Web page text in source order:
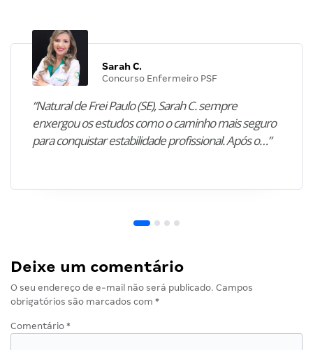
Sarah C.
Concurso Enfermeiro PSF
“Natural de Frei Paulo (SE), Sarah C. sempre
enxergou os estudos como o caminho mais seguro
para conquistar estabilidade profissional. Após o…”
Deixe um comentário
O seu endereço de e-mail não será publicado. Campos
obrigatórios são marcados com *
Comentário *